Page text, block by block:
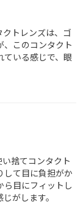
トレンズは、ゴ
、このコンタクト
ている感じで、眼
捨てコンタクト
して目に負担がか
目にフィットし
がします。